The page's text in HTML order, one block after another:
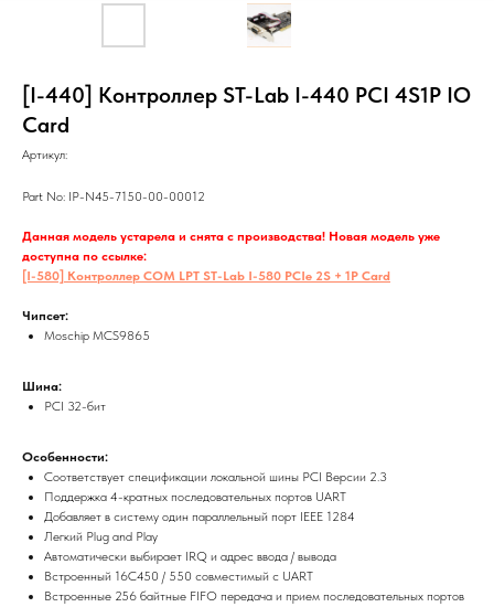
[I-440] Контроллер ST-Lab I-440 PCI 4S1P IO
Card
Артикул:
Part No: IP-N45-7150-00-00012
Данная модель устарела и снята с производства! Новая модель уже
доступна по ссылке:
[I-580] Контроллер COM LPT ST-Lab I-580 PCIe 2S + 1P Card
Чипсет:
Moschip MCS9865
Шина:
PCI 32-бит
Особенности:
Соответствует спецификации локальной шины PCI Версии 2.3
Поддержка 4-кратных последовательных портов UART
Добавляет в систему один параллельный порт IEEE 1284
Легкий Plug and Play
Автоматически выбирает IRQ и адрес ввода / вывода
Встроенный 16C450 / 550 совместимый с UART
Встроенные 256 байтные FIFO передача и прием последовательных портов